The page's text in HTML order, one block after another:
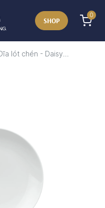
SHOP
0
lót chén - Daisy...